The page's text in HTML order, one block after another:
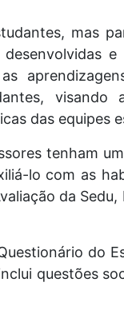
mas
e
visando
das equipes
tenham
lo com as
da Sedu,
do
questões